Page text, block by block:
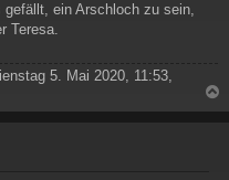
ein Arschloch zu sein,
Teresa.
5. Mai 2020, 11:53,
a